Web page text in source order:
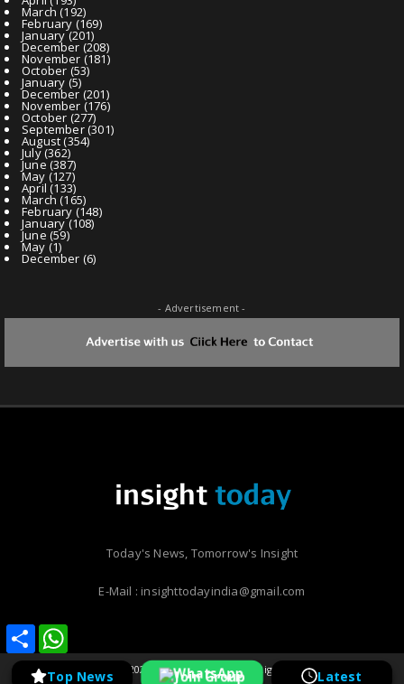
Share
Share
March (192)
February (169)
January(201)
December (208)
November (181)
October (53)
January (5)
December(201)
November (176)
October (277)
September(301)
August(354)
July(362)
June(387)
May (127)
April (133)
March (165)
February (148)
January(108)
June (59)
May (1)
December (6)
- Advertisement -
Top News Join Group Latest
Today's News, Tomorrow's Insight
E-Mail : insighttodayindia@gmail.com
Copyright ©
2026 | Insight Today | All Rights Reserved